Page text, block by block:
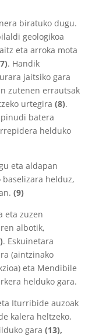
biratuko dugu.
geologikoa
eta arroka mota
. Handik
jaitsiko gara
zutenen errautsak
urtegira (8).
batera
helduko
eta aldapan
helduz,
(9)
eta zuzen
albotik,
. Eskuinetara
(aintzinako
eta Mendibile
helduko gara.
Iturribide auzoak
kalera heltzeko,
gara (13),